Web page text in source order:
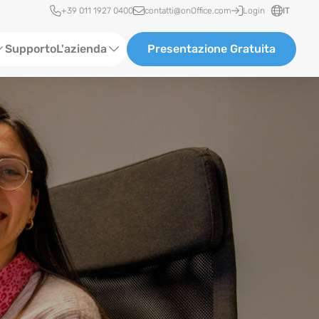
Accesso rapido
+39 011 1927 0400 contatti@onOffice.com Login IT
SupportoL'azienda Presentazione Gratuita